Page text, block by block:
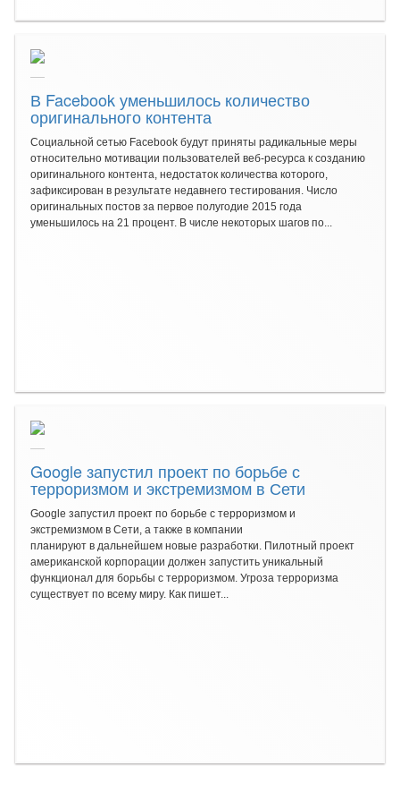
В Facebook уменьшилось количество
оригинального контента
Социальной сетью Facebook будут приняты радикальные меры
относительно мотивации пользователей веб-ресурса к созданию
оригинального контента, недостаток количества которого,
зафиксирован в результате недавнего тестирования. Число
оригинальных постов за первое полугодие 2015 года
уменьшилось на 21 процент. В числе некоторых шагов по...
Google запустил проект по борьбе с
терроризмом и экстремизмом в Сети
Google запустил проект по борьбе с терроризмом и
экстремизмом в Сети, а также в компании
планируют в дальнейшем новые разработки. Пилотный проект
американской корпорации должен запустить уникальный
функционал для борьбы с терроризмом. Угроза терроризма
существует по всему миру. Как пишет...